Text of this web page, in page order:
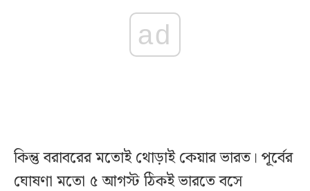
ad
কিন্তু বরাবরের মতোই থোড়াই কেয়ার ভারত। পূর্বের
ঘোষণা মতো ৫ আগস্ট ঠিকই ভারতে বসে